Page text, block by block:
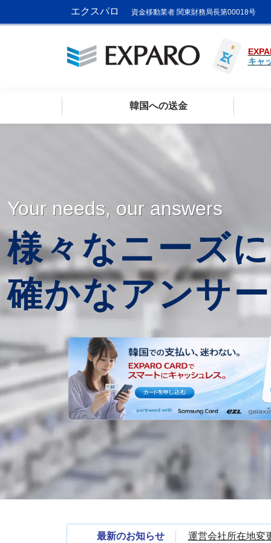
エクスパロ 資金移動業者 関東財務局長第00018号
キャ
韓国への送金
Your needs, our answers
様々なニーズに
確かなアンサ
最新のお知らせ 運営会社所在地変